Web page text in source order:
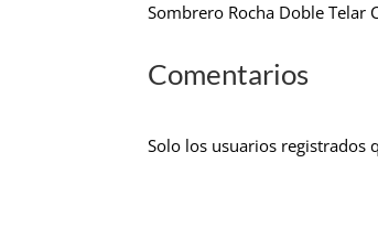
Sombrero Rocha Doble Telar
Comentarios
Solo los usuarios registrados